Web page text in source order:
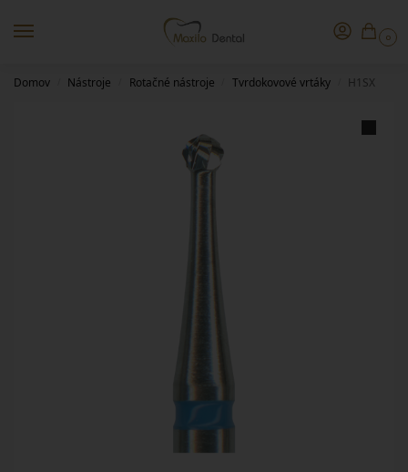
0
Domov Nástroje Rotačné nástroje Tvrdokovové vrtáky H1SX